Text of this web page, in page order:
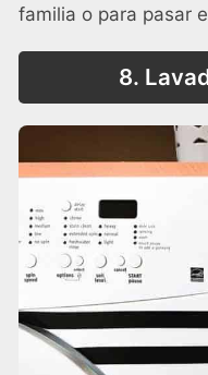
familia o para pasar
8.